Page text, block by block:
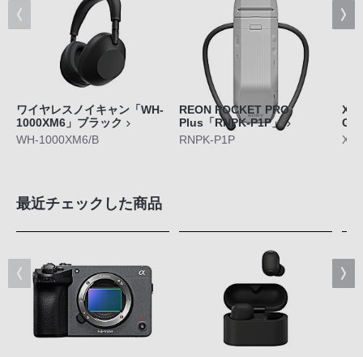
ワイヤレスノイキャン「WH-
1000XM6」ブラック
WH-1000XM6/B
REON POCKET PRO
Plus「RNPK-P1P」
RNPK-P1P
最近チェックした商品